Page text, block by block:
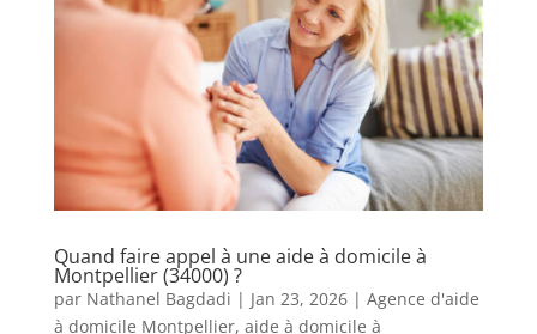
Quand faire appel à une aide à domicile à
Montpellier (34000) ?
par Nathanel Bagdadi | Jan 23, 2026| Agence d'aide
à domicile Montpellier, aide à domicile à